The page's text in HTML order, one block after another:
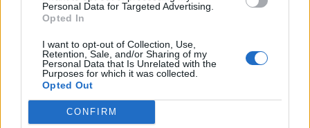
Personal Data for Targeted Advertising.
Opted In
I want to opt-out of Collection, Use,
Retention, Sale, and/or Sharing of my
Personal Data that Is Unrelated with the
Purposes for which it was collected.
Opted Out
CONFIRM